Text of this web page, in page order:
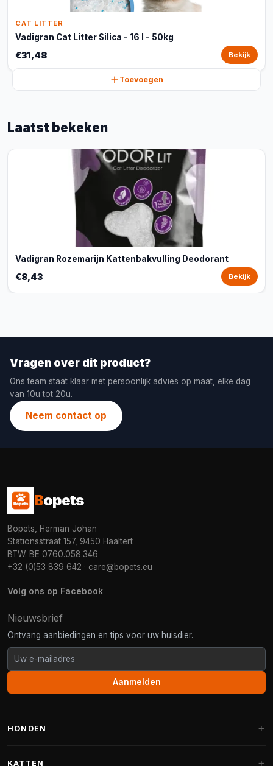
CAT LITTER
Vadigran Cat Litter Silica - 16 l - 50kg
€31,48 Bekijk
Toevoegen
Laatst bekeken
Vadigran Rozemarijn Kattenbakvulling Deodorant
€8,43 Bekijk
Vragen over dit product?
Ons team staat klaar met persoonlijk advies op maat, elke dag
van 10u tot 20u.
Neem contact op
Bopets
Bopets, Herman Johan
Stationsstraat 157, 9450 Haaltert
BTW: BE 0760.058.346
+32 (0)53 839 642 · care@bopets.eu
Volg ons op Facebook
Nieuwsbrief
Ontvang aanbiedingen en tips voor uw huisdier.
Aanmelden
HONDEN
KATTEN